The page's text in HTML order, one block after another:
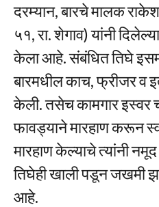
दरम्यान, बारचे मालक
५१, रा. शेगाव) यांनी
केला आहे. संबंधित तिघे
बारमधील काच, फ्रीजर व
केली. तसेच कामगार इस्वर
फावड्याने मारहाण करून
मारहाण केल्याचे त्यांनी
तिघेही खाली पडून जखमी
आहे.